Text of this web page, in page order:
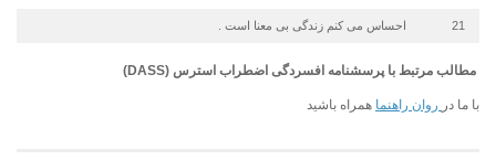
21 احساس می كنم زندگی بی معنا است .
مطالب مرتبط با پرسشنامه افسردگی اضطراب استرس (DASS)
با ما در روان راهنما همراه باشید